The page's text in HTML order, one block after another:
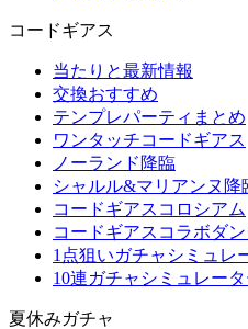
コードギアス
当たりと最新情報
交換おすすめ
テンプレパーティまとめ
ワンタッチコードギアス
ノーランド降臨
シャルル&マリアンヌ降
コードギアスコロシアム
コードギアスコラボダ
1点狙いガチャシミュレ
10連ガチャシミュレー
夏休みガチャ